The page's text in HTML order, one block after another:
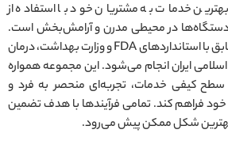
خدمات به مشتریان خود با استفاده از
دستگاه‌ها در محیطی مدرن و آرامش‌بخش است.
تمامی خدمات ارائه‌شده مطابق با استانداردهای FDA و وزارت بهداشت، درمان
ایران انجام می‌شود. این مجموعه همواره
سطح کیفی خدمات، تجربه‌ای منحصر به فرد و
فراهم کند. تمامی فرآیندها با هدف تضمین
بهترین شکل ممکن پیش می‌رود.